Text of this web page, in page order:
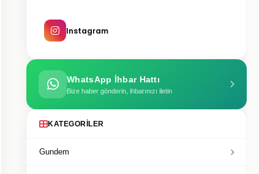
Instagram
WhatsApp İhbar Hattı
Bize haber gönderin, ihbarınızı iletin
KATEGORILER
Gundem